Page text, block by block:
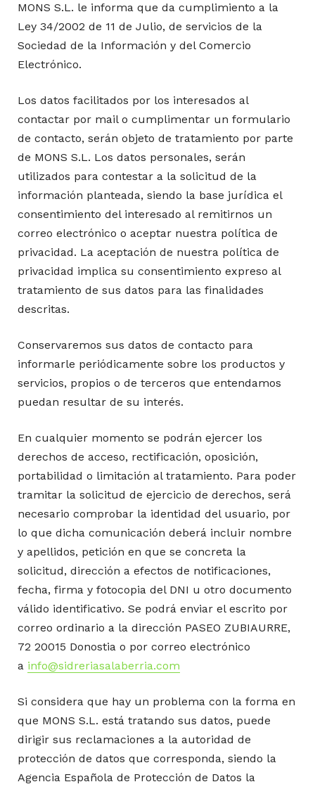
MONS S.L. le informa que da cumplimiento a la
Ley 34/2002 de 11 de Julio, de servicios de la
Sociedad de la Información y del Comercio
Electrónico.
Los datos facilitados por los interesados al
contactar por mail o cumplimentar un formulario
de contacto, serán objeto de tratamiento por parte
de MONS S.L. Los datos personales, serán
utilizados para contestar a la solicitud de la
información planteada, siendo la base jurídica el
consentimiento del interesado al remitirnos un
correo electrónico o aceptar nuestra política de
privacidad. La aceptación de nuestra política de
privacidad implica su consentimiento expreso al
tratamiento de sus datos para las finalidades
descritas.
Conservaremos sus datos de contacto para
informarle periódicamente sobre los productos y
servicios, propios o de terceros que entendamos
puedan resultar de su interés.
En cualquier momento se podrán ejercer los
derechos de acceso, rectificación, oposición,
portabilidad o limitación al tratamiento. Para poder
tramitar la solicitud de ejercicio de derechos, será
necesario comprobar la identidad del usuario, por
lo que dicha comunicación deberá incluir nombre
y apellidos, petición en que se concreta la
solicitud, dirección a efectos de notificaciones,
fecha, firma y fotocopia del DNI u otro documento
válido identificativo. Se podrá enviar el escrito por
correo ordinario a la dirección PASEO ZUBIAURRE,
72 20015 Donostia o por correo electrónico
a info@sidreriasalaberria.com
Si considera que hay un problema con la forma en
que MONS S.L. está tratando sus datos, puede
dirigir sus reclamaciones a la autoridad de
protección de datos que corresponda, siendo la
Agencia Española de Protección de Datos la